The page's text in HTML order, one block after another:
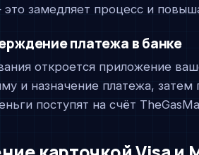
замедляет процесс и
платежа в банке
откроется приложение
и назначение платежа,
поступят на счёт